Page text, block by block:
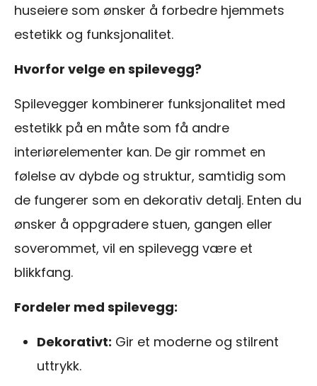
huseiere som ønsker å forbedre hjemmets
estetikk og funksjonalitet.
Hvorfor velge en spilevegg?
Spilevegger kombinerer funksjonalitet med
estetikk på en måte som få andre
interiørelementer kan. De gir rommet en
følelse av dybde og struktur, samtidig som
de fungerer som en dekorativ detalj. Enten du
ønsker å oppgradere stuen, gangen eller
soverommet, vil en spilevegg være et
blikkfang.
Fordeler med spilevegg:
Dekorativt: Gir et moderne og stilrent
uttrykk.